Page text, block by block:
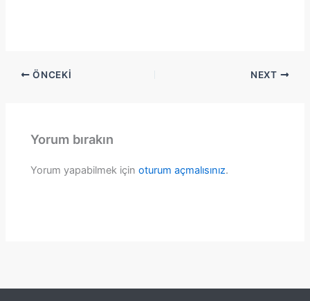
ÖNCEKI NEXT
Yorum bırakın
Yorum yapabilmek içinoturum açmalısınız.